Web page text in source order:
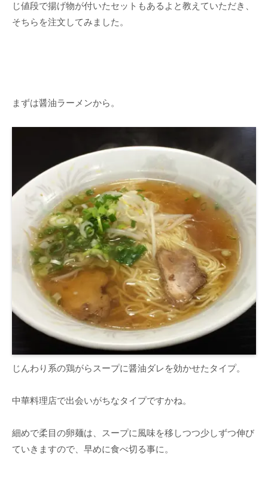
じ値段で揚げ物が付いたセットもあるよと教えていただき、
そちらを注文してみました。
まずは醤油ラーメンから。
じんわり系の鶏がらスープに醤油ダレを効かせたタイプ。
中華料理店で出会いがちなタイプですかね。
細めで柔目の卵麺は、スープに風味を移しつつ少しずつ伸び
ていきますので、早めに食べ切る事に。